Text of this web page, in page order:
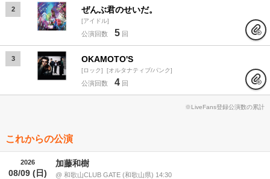
2 ぜんぶ君のせいだ。
アイドル
公演回数 5 回
3 OKAMOTO'S
ロック オルタナティブ/パンク
公演回数 4 回
※LiveFans登録公演数の累計
これからの公演
2026
08/09 (日)
加藤和樹
@ 和歌山CLUB GATE (和歌山県) 14:30